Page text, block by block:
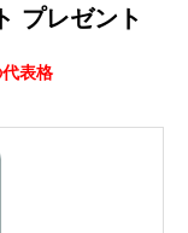
プレゼント
表格